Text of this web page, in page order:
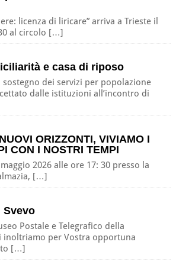
licenza di liricare” arriva a Trieste il
al circolo […]
e casa di riposo
sostegno dei servizi per popolazione
dalle istituzioni all’incontro di
ORIZZONTI, VIVIAMO I
CON I NOSTRI TEMPI
2026 alle ore 17: 30 presso la
[…]
Svevo
Postale e Telegrafico della
inoltriamo per Vostra opportuna
[…]